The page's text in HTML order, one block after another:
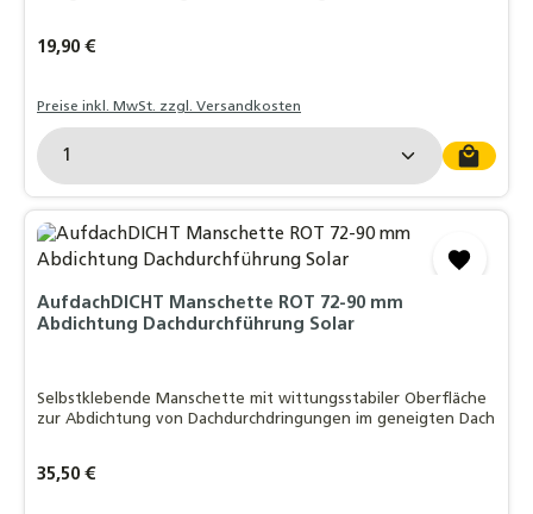
Regulärer Preis:
19,90 €
Preise inkl. MwSt. zzgl. Versandkosten
Produkt Anzahl: Gib den gewünschten Wert
AufdachDICHT Manschette ROT 72-90 mm
Abdichtung Dachdurchführung Solar
Selbstklebende Manschette mit wittungsstabiler Oberfläche
zur Abdichtung von Dachdurchdringungen im geneigten Dach
Regulärer Preis:
35,50 €